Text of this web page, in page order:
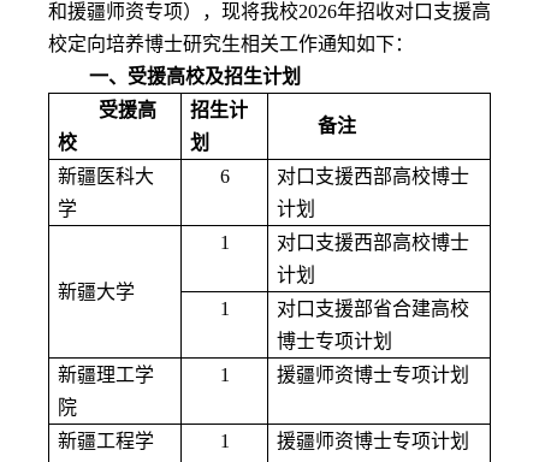
和援疆师资专项），现将我校2026年招收对口支援高
校定向培养博士研究生相关工作通知如下：
一、受援高校及招生计划
受援高
校
招生计
划
备注
新疆医科大
学
6
对口支援西部高校博士
计划
新疆大学
1
对口支援西部高校博士
计划
1
对口支援部省合建高校
博士专项计划
新疆理工学
院
1 援疆师资博士专项计划
新疆工程学
1 援疆师资博士专项计划